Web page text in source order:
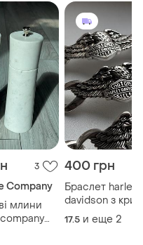
3
Company
млини
400 грн
Браслет harley
davidson з
нержавіюча
17.5 и еще 2